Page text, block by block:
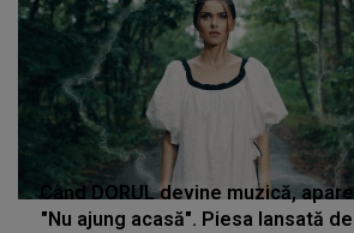
Când DORUL devine muzică, apare
"Nu ajung acasă". Piesa lansată de